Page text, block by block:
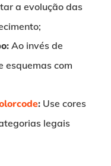
a evolução das
Ao invés de
esquemas com
:Use cores
legais